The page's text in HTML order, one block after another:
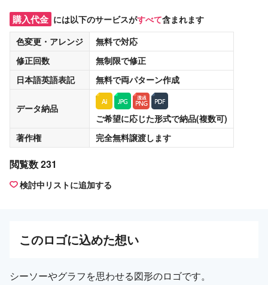
購入代金 には以下のサービスがすべて含まれます
色変更・アレンジ
無料で対応
修正回数
無制限で修正
日本語英語表記
無料で両パターン作成
データ納品
ご希望に応じた形式で納品(複数可)
著作権
完全無料譲渡します
閲覧数 231
検討中リストに追加する
このロゴに込めた想い
シーソーやグラフを思わせる図形のロゴです。